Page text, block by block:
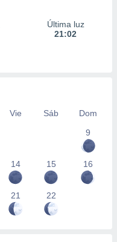
Última luz
21:02
Vie Sáb
Dom
9
14 15 16
21 22